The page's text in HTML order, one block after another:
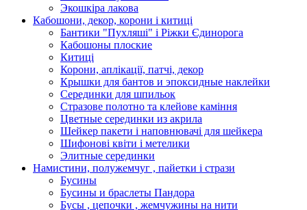
Экошкiра лакова
Кабошони, декор, корони і китиці
Бантики "Пухляші" і Ріжки Єдинорога
Кабошоны плоские
Китиці
Корони, аплікації, патчі, декор
Крышки для бантов и эпоксидные наклейки
Серединки для шпильок
Стразове полотно та клейове каміння
Цветные серединки из акрила
Шейкер пакети і наповнювачі для шейкера
Шифонові квіти і метелики
Элитные серединки
Намистини, полужемчуг , пайетки і стрази
Бусины
Бусины и браслеты Пандора
Бусы , цепочки , жемчужины на нити